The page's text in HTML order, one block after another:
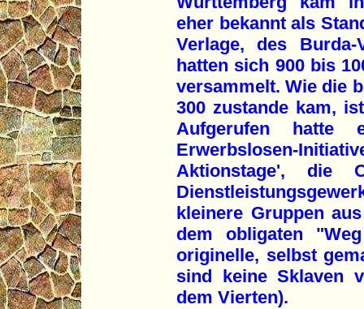
eher bekannt als
Verlage, des Burda-
hatten sich 900 bis
versammelt. Wie die
300 zustande kam,
Aufgerufen hatte
Erwerbslosen-
Aktionstage', die
kleinere Gruppen
dem obligaten
originelle, selbst
sind keine Sklaven
dem Vierten).